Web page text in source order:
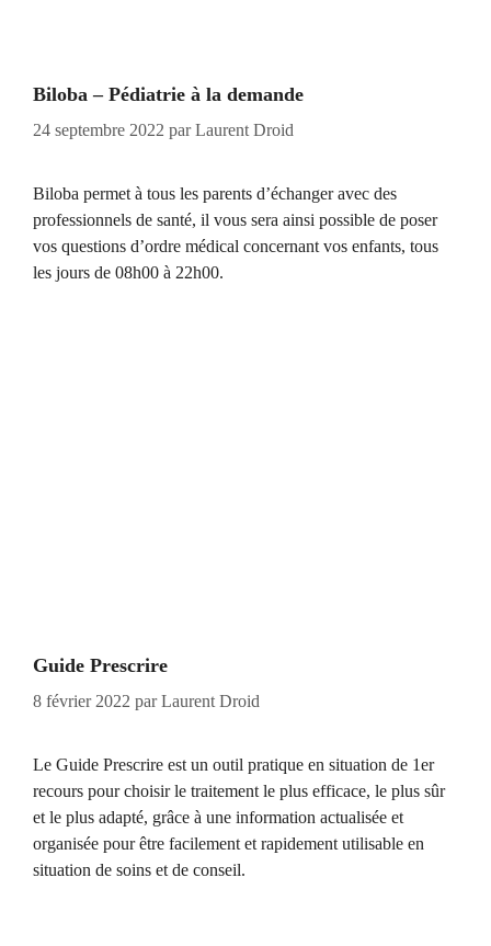
Biloba – Pédiatrie à la demande
24 septembre 2022 parLaurent Droid
Biloba permet à tous les parents d’échanger avec des
professionnels de santé, il vous sera ainsi possible de poser
vos questions d’ordre médical concernant vos enfants, tous
les jours de 08h00 à 22h00.
Guide Prescrire
8 février 2022 parLaurent Droid
Le Guide Prescrire est un outil pratique en situation de 1er
recours pour choisir le traitement le plus efficace, le plus sûr
et le plus adapté, grâce à une information actualisée et
organisée pour être facilement et rapidement utilisable en
situation de soins et de conseil.